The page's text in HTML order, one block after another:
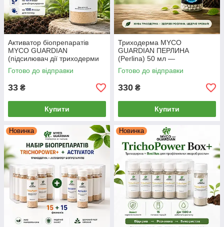
Активатор біопрепаратів
MYCO GUARDIAN
(підсилювач дії триходерми
та фунгіцидів), 6.5 г
Готово до відправки
33 ₴
Купити
Триходерма MYCO
GUARDIAN ПЕРЛИНА
(Perlina) 50 мл —
біофунгіцид-концентрат,
стимулятор, антистресант
Готово до відправки
330 ₴
Купити
Новинка Новинка